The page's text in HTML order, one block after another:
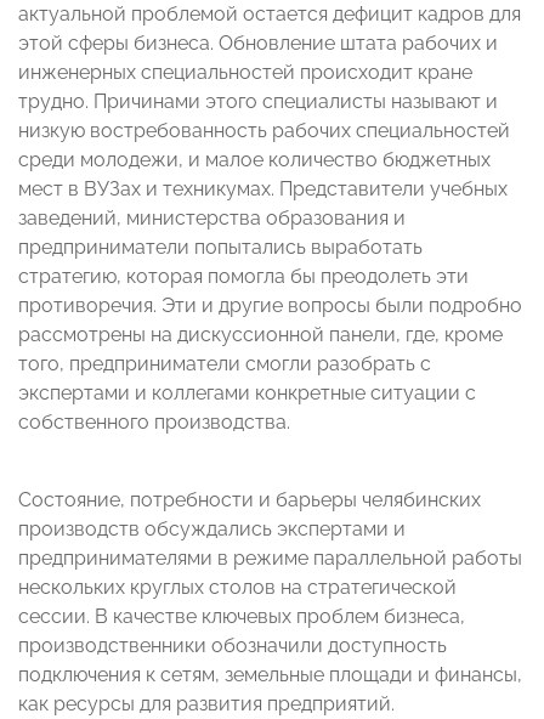
актуальной проблемой остается дефицит кадров для
этой сферы бизнеса. Обновление штата рабочих и
инженерных специальностей происходит кране
трудно. Причинами этого специалисты называют и
низкую востребованность рабочих специальностей
среди молодежи, и малое количество бюджетных
мест в ВУЗах и техникумах. Представители учебных
заведений, министерства образования и
предприниматели попытались выработать
стратегию, которая помогла бы преодолеть эти
противоречия. Эти и другие вопросы были подробно
рассмотрены на дискуссионной панели, где, кроме
того, предприниматели смогли разобрать с
экспертами и коллегами конкретные ситуации с
собственного производства.
Состояние, потребности и барьеры челябинских
производств обсуждались экспертами и
предпринимателями в режиме параллельной работы
нескольких круглых столов на стратегической
сессии. В качестве ключевых проблем бизнеса,
производственники обозначили доступность
подключения к сетям, земельные площади и финансы,
как ресурсы для развития предприятий.